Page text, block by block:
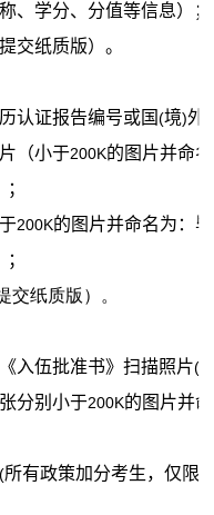
、学分、分值等信息）；
交纸质版）。
认证报告编号或国(境)外
（小于200K的图片并命
200K的图片并命名为：
纸质版）。
入伍批准书》扫描照片(
张分别小于200K的图片并
(所有政策加分考生，仅限